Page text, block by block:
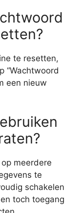
te resetten,
“Wachtwoord
een nieuw
meerdere
te
schakelen
toch toegang